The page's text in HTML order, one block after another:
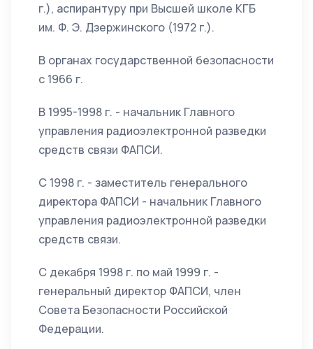
г.), аспирантуру при Высшей школе КГБ
им. Ф. Э. Дзержинского (1972 г.).
В органах государственной безопасности
с 1966 г.
В 1995-1998 г. - начальник Главного
управления радиоэлектронной разведки
средств связи ФАПСИ.
С 1998 г. - заместитель генерального
директора ФАПСИ - начальник Главного
управления радиоэлектронной разведки
средств связи.
С декабря 1998 г. по май 1999 г. -
генеральный директор ФАПСИ, член
Совета Безопасности Российской
Федерации.